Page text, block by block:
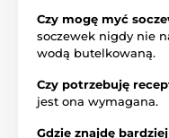
Czy mogę myć
soczewek nigdy nie
wodą butelkowaną.
Czy potrzebuję
jest ona wymagana.
Gdzie znajdę